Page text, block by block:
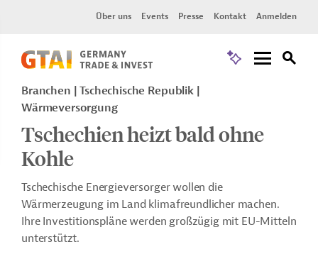
Über uns Events Presse Kontakt Anmelden
Branchen | Tschechische Republik |
Wärmeversorgung
Tschechien heizt bald ohne
Kohle
Tschechische Energieversorger wollen die
Wärmerzeugung im Land klimafreundlicher machen.
Ihre Investitionspläne werden großzügig mit EU-Mitteln
unterstützt.